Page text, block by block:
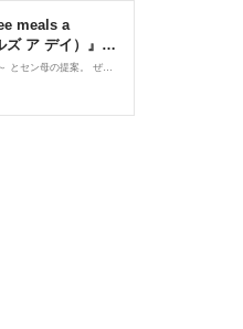
meals a
ズ ア デイ）』な
ンがオープン
レス - 宮城県仙
週末どっかランチ行こっか～ とセン母の提案。 ぜひとも！笑 インスタでお店チェック～ っと！おNewなレストランの投稿！ フライングチェック行ってみよ〜笑